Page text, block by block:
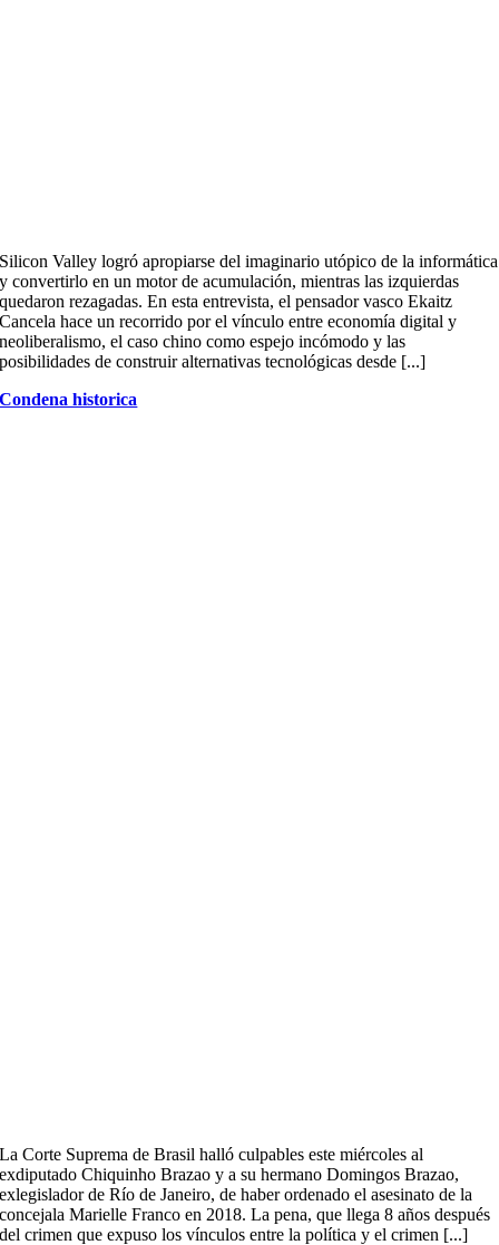
Silicon Valley logró apropiarse del imaginario utópico de la informática
y convertirlo en un motor de acumulación, mientras las izquierdas
quedaron rezagadas. En esta entrevista, el pensador vasco Ekaitz
Cancela hace un recorrido por el vínculo entre economía digital y
neoliberalismo, el caso chino como espejo incómodo y las
posibilidades de construir alternativas tecnológicas desde [...]
Condena historica
La Corte Suprema de Brasil halló culpables este miércoles al
exdiputado Chiquinho Brazao y a su hermano Domingos Brazao,
exlegislador de Río de Janeiro, de haber ordenado el asesinato de la
concejala Marielle Franco en 2018. La pena, que llega 8 años después
del crimen que expuso los vínculos entre la política y el crimen [...]